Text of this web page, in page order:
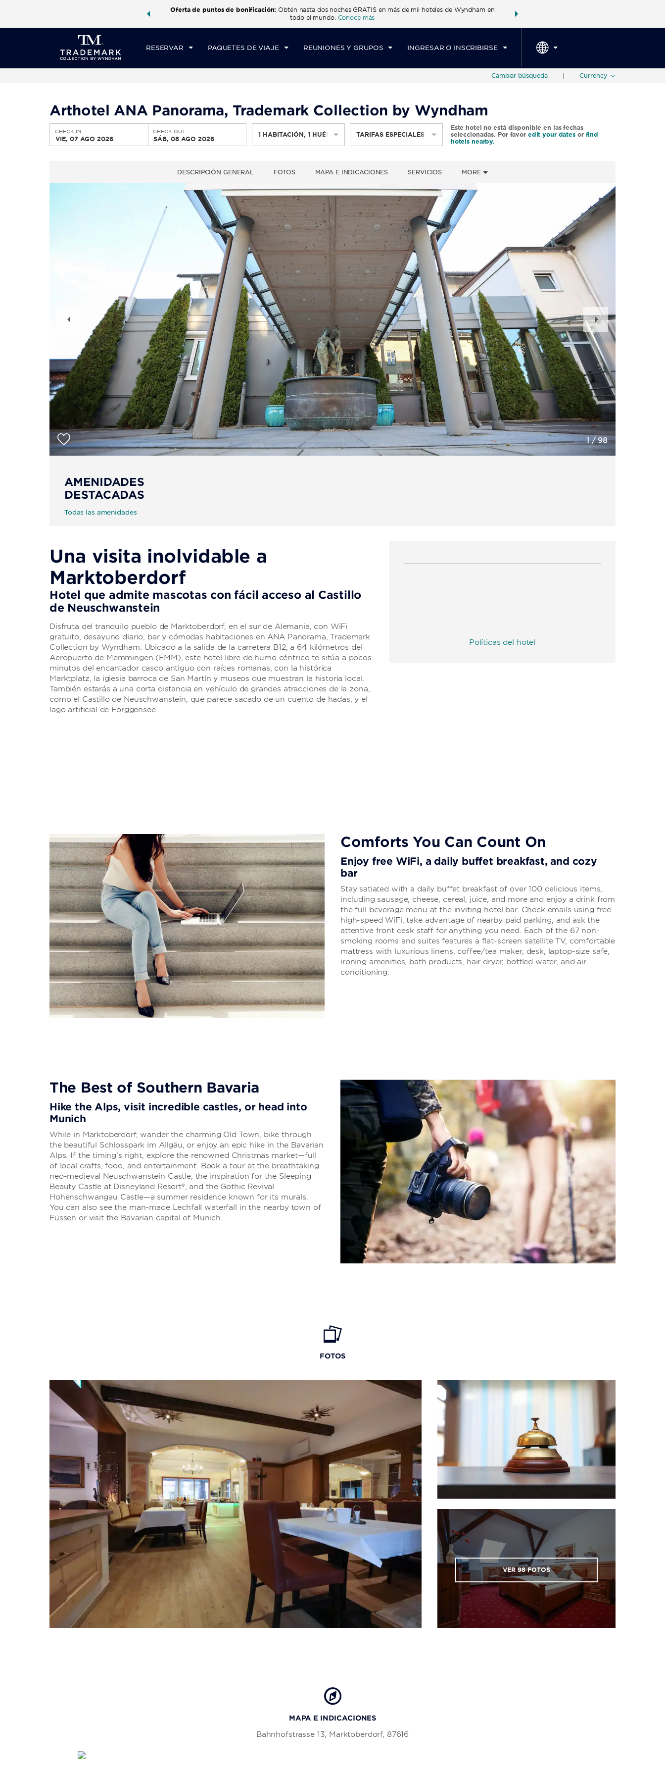
de viaje de Wyndham, además, gana puntos
Oferta de puntos de bonificación: Obtén hasta dos noches GRATIS en más de mil hoteles de Wyndham en
todo el mundo. Conoce más
Agrupa tu hotel, vuelos y mucho más con los
RESERVAR PAQUETES DE VIAJE REUNIONES Y GRUPOS INGRESAR O INSCRIBIRSE
CHECK IN CHECK OUT
SÁB, 08 AGO 2026
1 TARIFAS ESPECIALES
Cambiar búsqueda Currency
Arthotel ANA Panorama, Trademark Collection by Wyndham
CHECK IN
VIE, 07 AGO 2026
CHECK OUT
SÁB, 08 AGO 2026
1 HABITACIÓN,1 HUÉSPED TARIFAS ESPECIALES
Este hotel no está disponible en las fechas
seleccionadas. Por favor edit your datesor find
hotels nearby.
DESCRIPCIÓN GENERAL FOTOS MAPA E INDICACIONES SERVICIOS MORE
1/98
Previous
Slide
Next
Slide
AMENIDADES
DESTACADAS
Todas las amenidades
Políticas del hotel
Una visita inolvidable a
Marktoberdorf
Hotel que admite mascotas con fácil acceso al Castillo
de Neuschwanstein
Disfruta del tranquilo pueblo de Marktoberdorf, en el sur de Alemania, con WiFi
gratuito, desayuno diario, bar y cómodas habitaciones en ANA Panorama, Trademark
Collection by Wyndham. Ubicado a la salida de la carretera B12, a 64 kilómetros del
Aeropuerto de Memmingen (FMM), este hotel libre de humo céntrico te sitúa a pocos
minutos del encantador casco antiguo con raíces romanas, con la histórica
Marktplatz, la iglesia barroca de San Martín y museos que muestran la historia local.
También estarás a una corta distancia en vehículo de grandes atracciones de la zona,
como el Castillo de Neuschwanstein, que parece sacado de un cuento de hadas, y el
lago artificial de Forggensee.
Comforts You Can Count On
Enjoy free WiFi, a daily buffet breakfast, and cozy
bar
Stay satiated with a daily buffet breakfast of over 100 delicious items,
including sausage, cheese, cereal, juice, and more and enjoy a drink from
the full beverage menu at the inviting hotel bar. Check emails using free
high-speed WiFi, take advantage of nearby paid parking, and ask the
attentive front desk staff for anything you need. Each of the 67 non-
smoking rooms and suites features a flat-screen satellite TV, comfortable
mattress with luxurious linens, coffee/tea maker, desk, laptop-size safe,
ironing amenities, bath products, hair dryer, bottled water, and air
conditioning.
The Best of Southern Bavaria
Hike the Alps, visit incredible castles, or head into
Munich
While in Marktoberdorf, wander the charming Old Town, bike through
the beautiful Schlosspark im Allgäu, or enjoy an epic hike in the Bavarian
Alps. If the timing’s right, explore the renowned Christmas market—full
of local crafts, food, and entertainment. Book a tour at the breathtaking
neo-medieval Neuschwanstein Castle, the inspiration for the Sleeping
Beauty Castle at Disneyland Resort®, and the Gothic Revival
Hohenschwangau Castle—a summer residence known for its murals.
You can also see the man-made Lechfall waterfall in the nearby town of
Füssen or visit the Bavarian capital of Munich.
FOTOS
VER98FOTOS
MAPA E INDICACIONES
Bahnhofstrasse 13, Marktoberdorf, 87616